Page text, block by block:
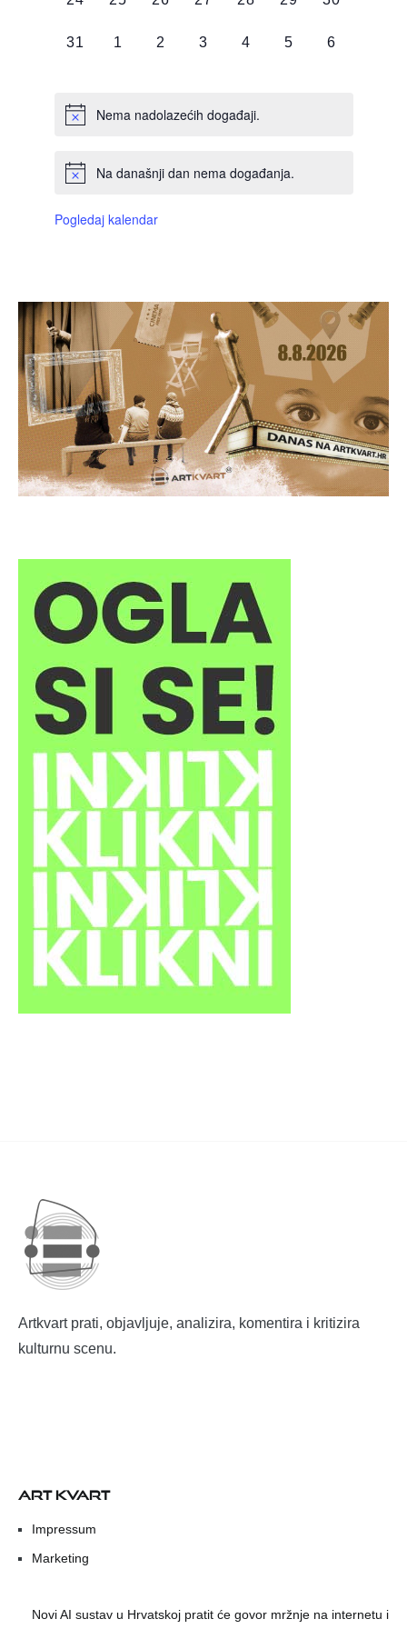
0
31
0
1
0
2
0
3
0
4
0
5
0
6
Nema nadolazećih događaji.
Na današnji dan nema događanja.
Pogledaj kalendar
Artkvart prati, objavljuje, analizira, komentira i kritizira
kulturnu scenu.
ART KVART
Impressum
Marketing
Novi AI sustav u Hrvatskoj pratit će govor mržnje na internetu i